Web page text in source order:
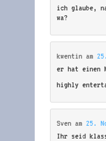
ich glaube,
wa?
kwentin am
er hat einen
highly
Sven am 25.
Ihr seid